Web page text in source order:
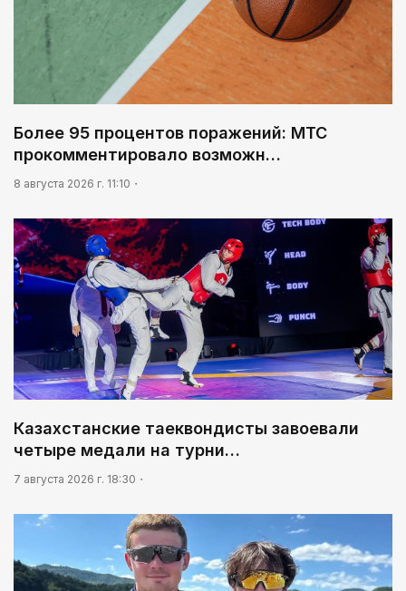
Более 95 процентов поражений: МТС
прокомментировало возможн…
8 августа 2026 г. 11:10
Казахстанские таеквондисты завоевали
четыре медали на турни…
7 августа 2026 г. 18:30